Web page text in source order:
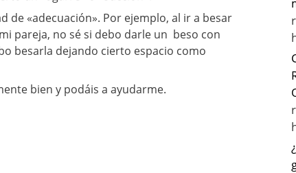
de «adecuación». Por ejemplo, al ir a besar
pareja, no sé si debo darle un beso con
besarla dejando cierto espacio como
bien y podáis a ayudarme.